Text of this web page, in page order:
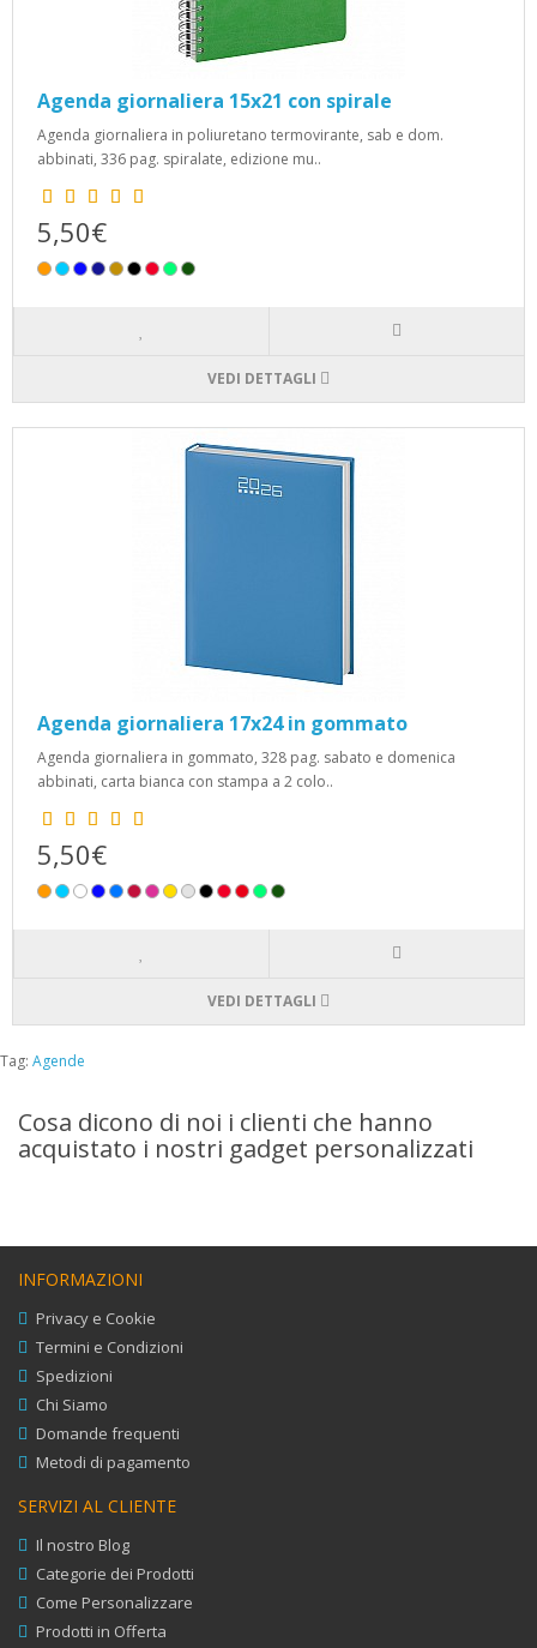
Agenda giornaliera 15x21 con spirale
Agenda giornaliera in poliuretano termovirante, sab e dom.
abbinati, 336 pag. spiralate, edizione mu..
5,50€
VEDI DETTAGLI
Agenda giornaliera 17x24 in gommato
Agenda giornaliera in gommato, 328 pag. sabato e domenica
abbinati, carta bianca con stampa a 2 colo..
5,50€
VEDI DETTAGLI
Tag: Agende
Cosa dicono di noi i clienti che hanno
acquistato i nostri gadget personalizzati
INFORMAZIONI
Privacy e Cookie
Termini e Condizioni
Spedizioni
Chi Siamo
Domande frequenti
Metodi di pagamento
SERVIZI AL CLIENTE
Il nostro Blog
Categorie dei Prodotti
Come Personalizzare
Prodotti in Offerta